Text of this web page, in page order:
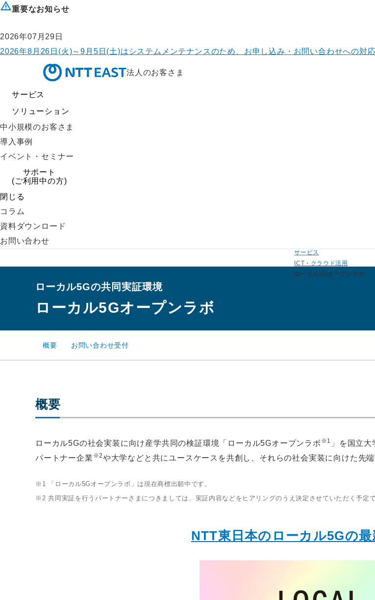
重要なお知らせ
2026年07月29日
2026年8月26日(火)～9月5日(土)はシステムメンテナンスのため、お申し込み・お問い合わせへの対
法人のお客さま
サービス
ソリューション
中小規模のお客さま
導入事例
イベント・セミナー
サポート
(ご利用中の方)
閉じる
コラム
資料ダウンロード
お問い合わせ
サービス
ICT・クラウド活用
ローカル5Gオープンラボ
ローカル5Gの共同実証環境
ローカル5Gオープンラボ
概要 お問い合わせ受付
概要
ローカル5Gの社会実装に向け産学共同の検証環境「ローカル5Gオープンラボ ※1 」を国立
パートナー企業 ※2や大学などと共にユースケースを共創し、それらの社会実装に向けた先
※1
「ローカル5Gオープンラボ」は現在商標出願中です。
※2 共同実証を行うパートナーさまにつきましては、実証内容などをヒアリングのうえ決定させていただく予定で
NTT東日本のローカル5Gの